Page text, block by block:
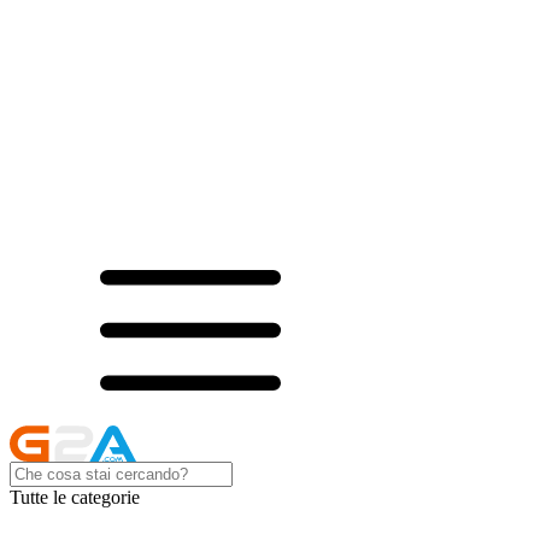
Tutte le categorie